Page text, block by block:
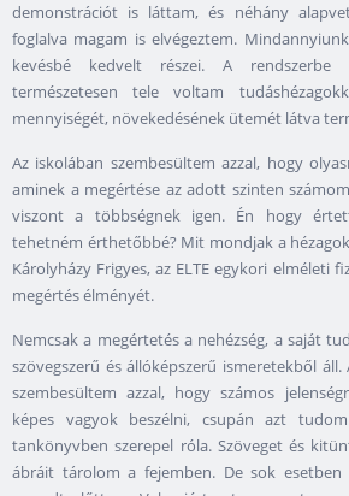
demonstrációt is láttam, és néhány
foglalva magam is elvégeztem.
kevésbé kedvelt részei. A rendszerbe
természetesen tele voltam
mennyiségét, növekedésének ütemét látva
Az iskolában szembesültem azzal, hogy
aminek a megértése az adott szinten
viszont a többségnek igen. Én hogy
tehetném érthetőbbé? Mit mondjak a
Károlyházy Frigyes, az ELTE egykori elméleti
megértés élményét.
Nemcsak a megértetés a nehézség, a saját
szövegszerű és állóképszerű ismeretekből
szembesültem azzal, hogy számos
képes vagyok beszélni, csupán azt
tankönyvben szerepel róla. Szöveget és
ábráit tárolom a fejemben. De sok